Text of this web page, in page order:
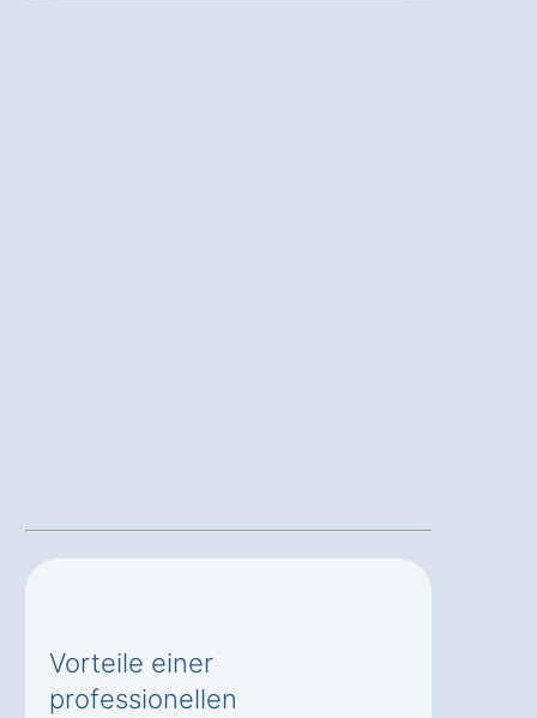
Vorteile einer
professionellen